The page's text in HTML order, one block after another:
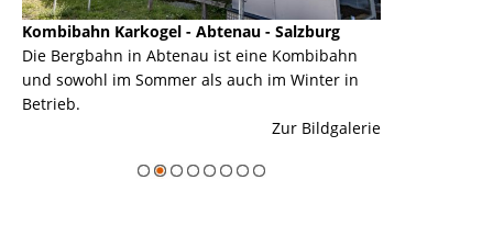
Kombibahn Karkogel - Abtenau - Salzburg
Die Bergbahn in Abtenau ist eine Kombibahn
und sowohl im Sommer als auch im Winter in
Betrieb.
Zur Bildgalerie